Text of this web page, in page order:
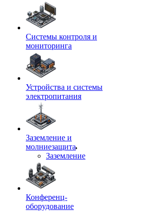
Системы контроля и
мониторинга
Устройства и системы
электропитания
Заземление и
молниезащита
Заземление
Конференц-
оборудование